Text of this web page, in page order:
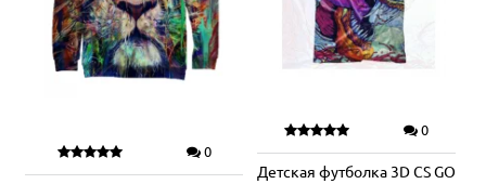
0
0
Детская футболка 3D CS GO